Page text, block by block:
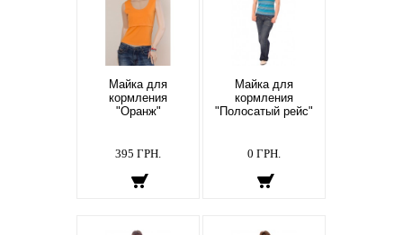
Майка для
кормления
"Оранж"
395 ГРН.
Майка для
кормления
"Полосатый рейс"
0 ГРН.